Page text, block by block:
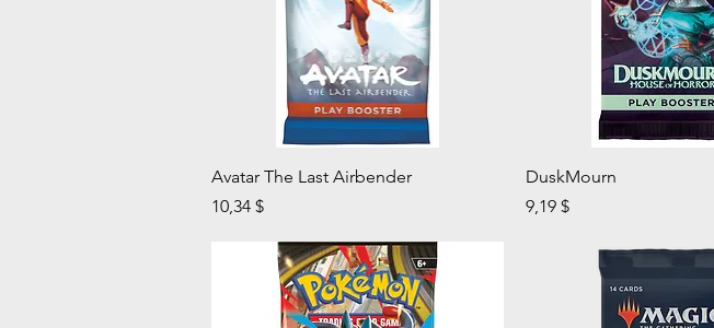
Aperçu rapide
Avatar The Last Airbender
Prix
10,34 $
DuskMourn
Prix
9,19 $